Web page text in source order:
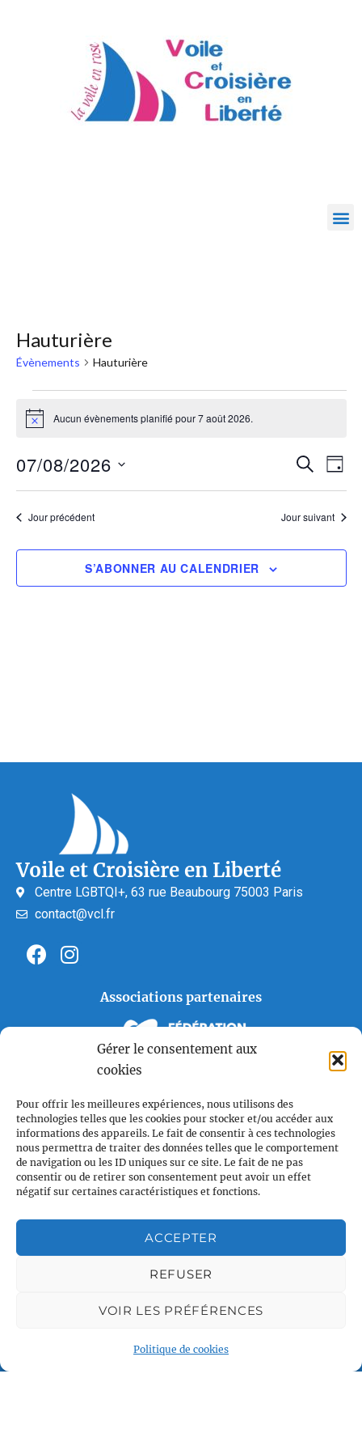
Gérer le consentement aux
cookies
Pour offrir les meilleures expériences, nous utilisons des
technologies telles que les cookies pour stocker et/ou accéder aux
informations des appareils. Le fait de consentir à ces technologies
nous permettra de traiter des données telles que le comportement
de navigation ou les ID uniques sur ce site. Le fait de ne pas
consentir ou de retirer son consentement peut avoir un effet
négatif sur certaines caractéristiques et fonctions.
ACCEPTER
REFUSER
VOIR LES PRÉFÉRENCES
Politique de cookies
Hauturière
Évènements Hauturière
Notice Aucun évènements planifié pour 7 août 2026.
de
JOUR
07/08/2026
Sélectionnez
uneJour précédent Jour suivant
S’ABONNER AU CALENDRIER
Voile et Croisière en Liberté
Centre LGBTQI+, 63 rue Beaubourg 75003 Paris
contact@vcl.fr
Associations partenaires
Plan du site
Croisières en voilier